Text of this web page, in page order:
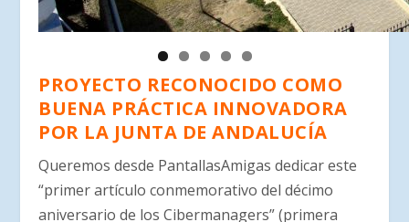
PROYECTO RECONOCIDO COMO
BUENA PRÁCTICA INNOVADORA
POR LA JUNTA DE ANDALUCÍA
Queremos desde PantallasAmigas dedicar este
“primer artículo conmemorativo del décimo
aniversario de los Cibermanagers” (primera